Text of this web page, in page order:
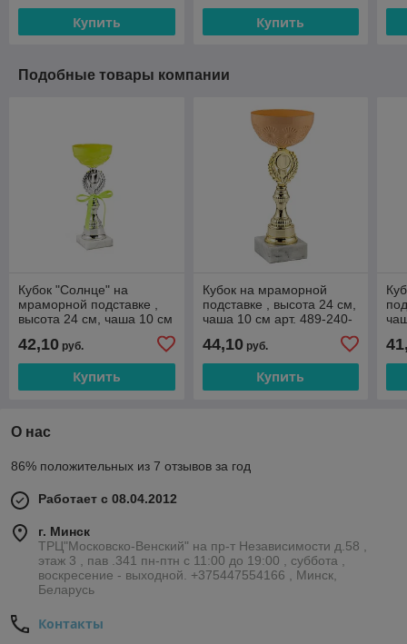
Купить Купить
Подобные товары компании
Кубок "Солнце" на
мраморной подставке ,
высота 24 см, чаша 10 см
42,10 руб.
Купить
Кубок на мраморной
подставке , высота 24 см,
чаша 10 см арт. 489-240-
44,10руб.
Купить
О нас
86% положительных из 7 отзывов за год
Работает с 08.04.2012
г. Минск
ТРЦ"Московско-Венский" на пр-т Независимости д.58 ,
этаж 3 , пав .341 пн-птн с 11:00 до 19:00 , суббота ,
воскресение - выходной. +375447554166 , Минск,
Беларусь
Контакты